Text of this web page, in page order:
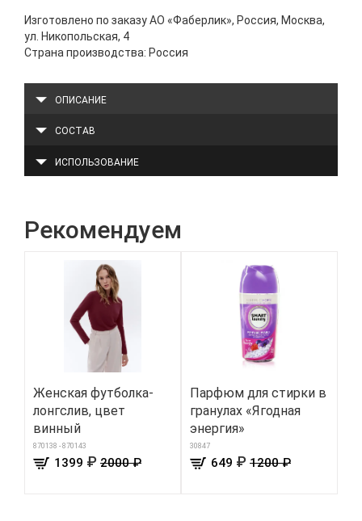
Изготовлено по заказу АО «Фаберлик», Россия, Москва,
ул. Никопольская, 4
Страна производства: Россия
ОПИСАНИЕ
СОСТАВ
ИСПОЛЬЗОВАНИЕ
Рекомендуем
Женская футболка-
лонгслив, цвет
винный
870138 - 870143
1399 ₽ 2000 ₽
Парфюм для стирки в
гранулах «Ягодная
энергия»
30847
649 ₽ 1200 ₽